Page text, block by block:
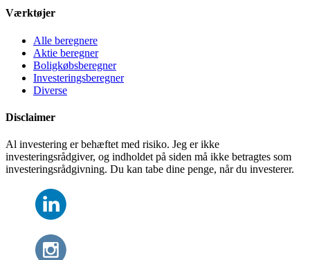
Værktøjer
Alle beregnere
Aktie beregner
Boligkøbsberegner
Investeringsberegner
Diverse
Disclaimer
Al investering er behæftet med risiko. Jeg er ikke
investeringsrådgiver, og indholdet på siden må ikke betragtes som
investeringsrådgivning. Du kan tabe dine penge, når du investerer.